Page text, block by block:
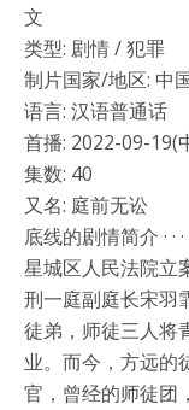
文
类型: 剧情 / 犯罪
制片国家/地区: 中
语言: 汉语普通话
首播: 2022-09-19(
集数: 40
又名: 庭前无讼
底线的剧情简介 · · · ·
星城区人民法院立
刑一庭副庭长宋羽
徒弟，师徒三人将
业。而今，方远的
官，曾经的师徒团